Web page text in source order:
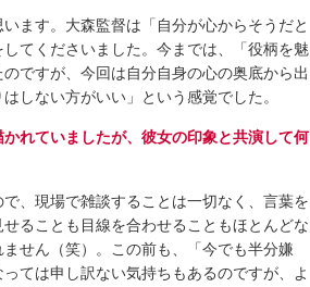
ます。大森監督は「自分が心からそうだと
てくださいました。今までは、「役柄を魅
ですが、今回は自分自身の心の奥底から出
しない方がいい」という感覚でした。
れていましたが、彼女の印象と共演して何
、現場で雑談することは一切なく、言葉を
ることも目線を合わせることもほとんどな
せん（笑）。この前も、「今でも半分嫌
ては申し訳ない気持ちもあるのですが、よ